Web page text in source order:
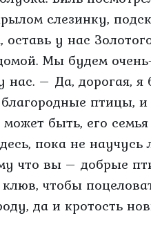
слезинку,
у нас
Мы будем
нас. – Да, дорогая, я
птицы,
быть, его
пока не
что вы – добрые
чтобы
да и кротость